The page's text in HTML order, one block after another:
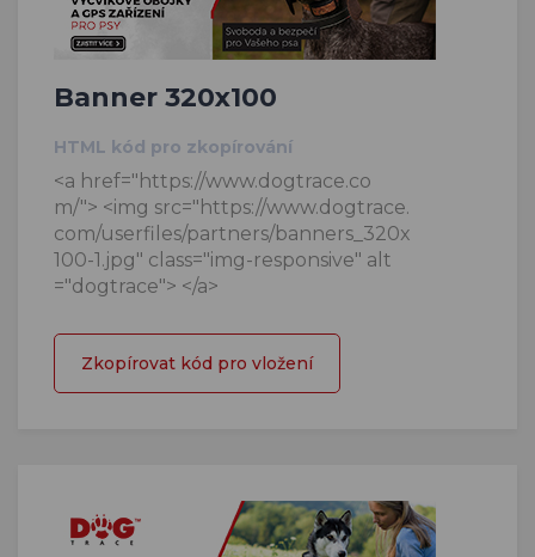
Banner 320x100
HTML kód pro zkopírování
<a href="https://www.dogtrace.co
m/"> <img src="https://www.dogtrace.
com/userfiles/partners/banners_320x
100-1.jpg" class="img-responsive" alt
="dogtrace"> </a>
Zkopírovat kód pro vložení